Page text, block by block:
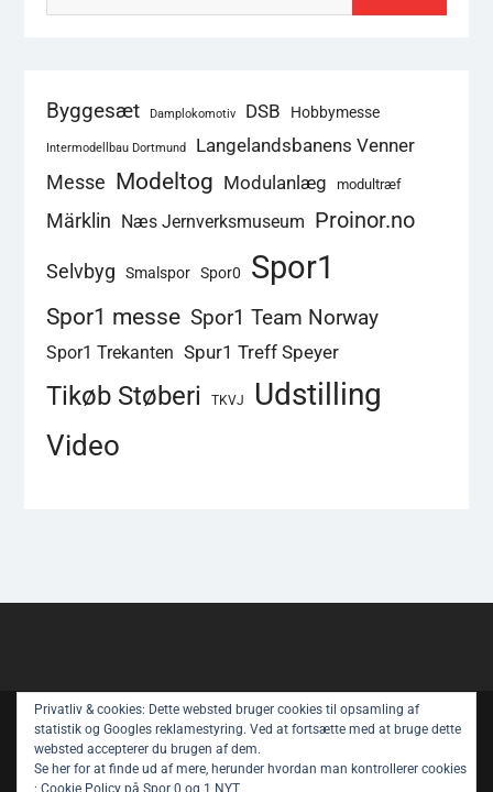
Byggesæt Damplokomotiv DSB Hobbymesse
Intermodellbau Dortmund
Langelandsbanens Venner
Messe Modeltog Modulanlæg modultræf
Märklin Næs Jernverksmuseum Proinor.no
Selvbyg Smalspor Spor0 Spor1
Spor1 messe Spor1 Team Norway
Spor1 Trekanten Spur1 Treff Speyer
Tikøb Støberi TKVJ Udstilling
Video
Copyright © All rights reserved.
Spor 1 Nyt – Youtube
Privatlivspolitik
Privatliv & cookies: Dette websted bruger cookies til opsamling af
statistik og Googles reklamestyring. Ved at fortsætte med at bruge dette
websted accepterer du brugen af ​​dem.
Se her for at finde ud af mere, herunder hvordan man kontrollerer cookies
: Cookie Policy på Spor 0 og 1 NYT